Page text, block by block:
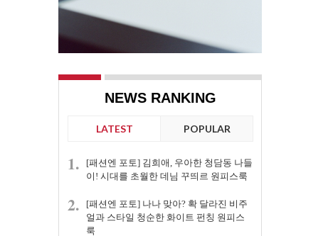
NEWS RANKING
LATEST POPULAR
1.
[패션엔 포토] 김희애, 우아한 청담동 나들
이! 시대를 초월한 데님 꾸띄르 원피스룩
2.
[패션엔 포토] 나나 맞아? 확 달라진 비주
얼과 스타일 청순한 화이트 펀칭 원피스
룩